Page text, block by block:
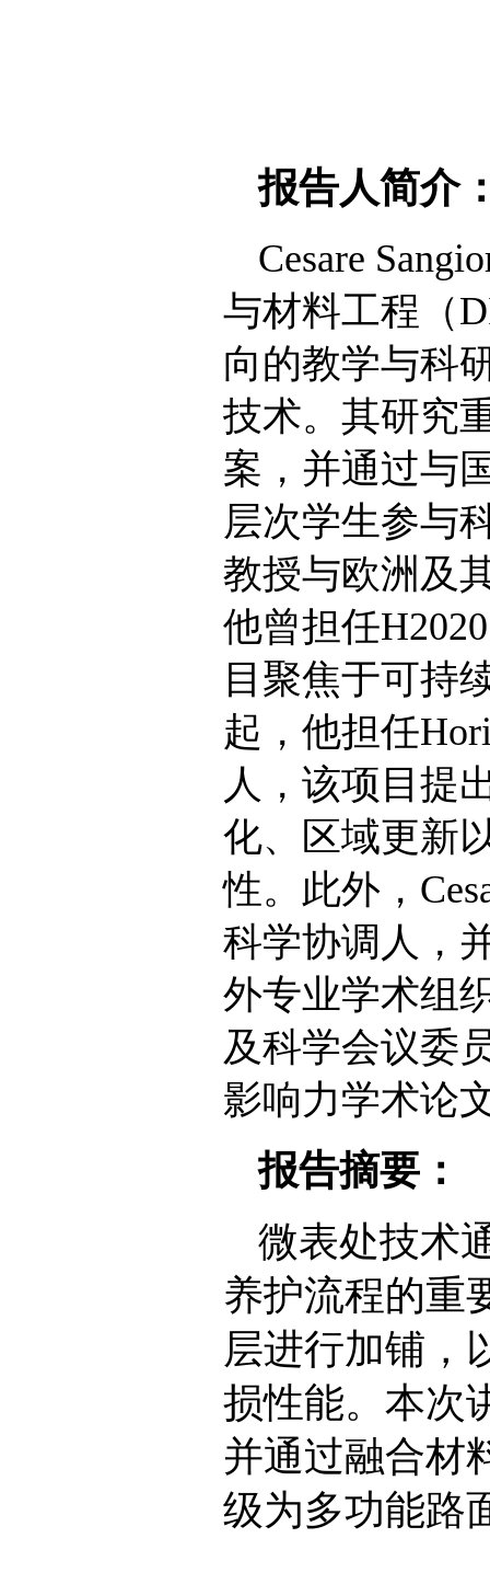
报告人简介
Cesare
与材料工程（
向的教学与科
技术。其研究
案，并通过与
层次学生参与
教授与欧洲及
他曾担任
目聚焦于可持
起，他担任
人，该项目提
化、区域更新
性。此外，
科学协调人，
外专业学术组
及科学会议委
影响力学术论
报告摘要：
微表处技术
养护流程的重
层进行加铺，
损性能。本次
并通过融合材
级为多功能路